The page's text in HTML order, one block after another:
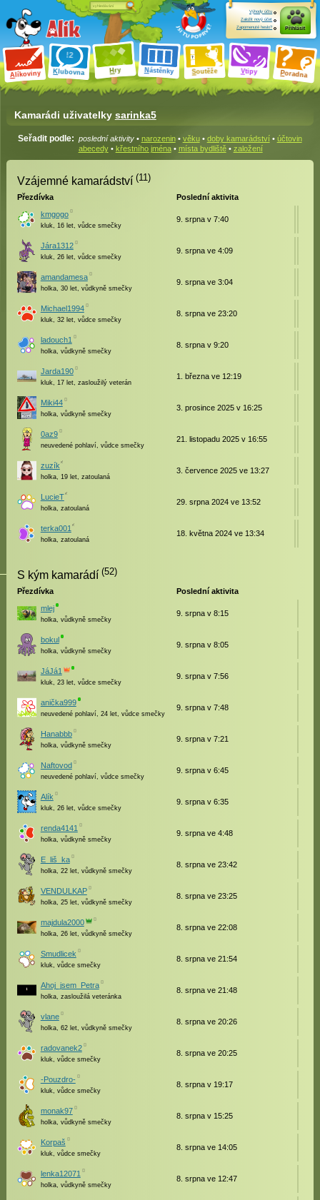
Alíkoviny Klubovna Hry Nástěnky Soutěže Vtipy Poradna
Výhody účtu
Založit nový účet
Zapomenuté heslo?
Přihlásit
Kamarádi uživatelky sarinka5
Seřadit podle: poslední aktivity• narozenin• věku• doby kamarádství• účtovin
abecedy• křestního jména• místa bydliště• založení
Vzájemné kamarádství(11)
Přezdívka Poslední aktivita
kmgogo
kluk, 16 let, vůdce smečky
9. srpna v 7:40
Jára1312
kluk, 26 let, vůdce smečky
9. srpna ve 4:09
amandamesa
holka, 30 let, vůdkyně smečky
9. srpna ve 3:04
Michael1994
kluk, 32 let, vůdce smečky
8. srpna ve 23:20
ladouch1
holka, vůdkyně smečky
8. srpna v 9:20
Jarda190
kluk, 17 let, zasloužilý veterán
1. března ve 12:19
Miki44
holka, vůdkyně smečky
3. prosince 2025 v 16:25
0az9
neuvedené pohlaví, vůdce smečky
21. listopadu 2025 v 16:55
zuzík
holka, 19 let, zatoulaná
3. července 2025 ve 13:27
LucieT
holka, zatoulaná
29. srpna 2024 ve 13:52
terka001
holka, zatoulaná
18. května 2024 ve 13:34
S kým kamarádí(52)
Přezdívka Poslední aktivita
mlej
holka, vůdkyně smečky
9. srpna v 8:15
bokul
holka, vůdkyně smečky
9. srpna v 8:05
JáJá1
kluk, 23 let, vůdce smečky
9. srpna v 7:56
anička999
neuvedené pohlaví, 24 let, vůdce smečky
9. srpna v 7:48
Hanabbb
holka, vůdkyně smečky
9. srpna v 7:21
Naftovod
neuvedené pohlaví, vůdce smečky
9. srpna v 6:45
Alík
kluk, 26 let, vůdce smečky
9. srpna v 6:35
renda4141
holka, vůdkyně smečky
9. srpna ve 4:48
E_liš_ka
holka, 22 let, vůdkyně smečky
8. srpna ve 23:42
VENDULKAP
holka, 25 let, vůdkyně smečky
8. srpna ve 23:25
majdula2000
holka, 26 let, vůdkyně smečky
8. srpna ve 22:08
Smudlicek
kluk, vůdce smečky
8. srpna ve 21:54
Ahoj_jsem_Petra
holka, zasloužilá veteránka
8. srpna ve 21:48
vlane
holka, 62 let, vůdkyně smečky
8. srpna ve 20:26
radovanek2
kluk, vůdce smečky
8. srpna ve 20:25
-Pouzdro-
kluk, vůdce smečky
8. srpna v 19:17
monak97
holka, vůdkyně smečky
8. srpna v 15:25
Korpaš
kluk, vůdce smečky
8. srpna ve 14:05
lenka12071
holka, vůdkyně smečky
8. srpna ve 12:47